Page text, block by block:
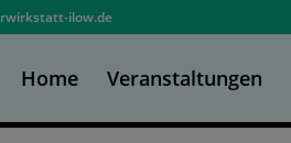
ilow.de
Home Veranstaltungen